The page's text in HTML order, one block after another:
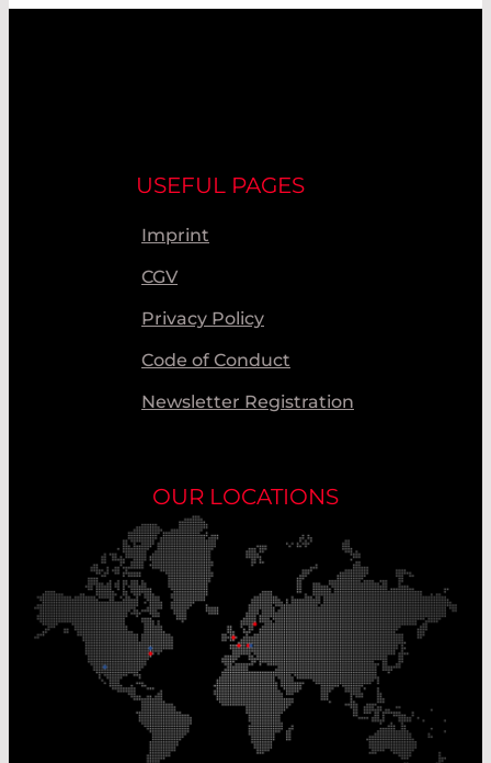
USEFUL PAGES
Imprint
CGV
Privacy Policy
Code of Conduct
Newsletter Registration
OUR LOCATIONS